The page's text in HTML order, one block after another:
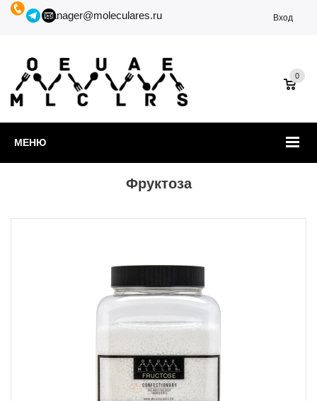
manager@moleculares.ru Вход
МЕНЮ
0
Фруктоза